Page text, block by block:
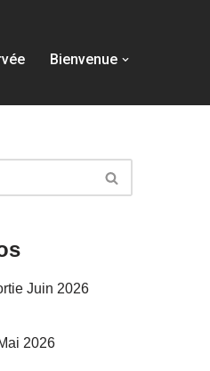
Bienvenue
Juin 2026
2026